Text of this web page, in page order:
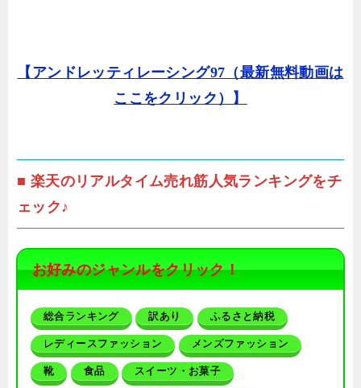
【アンドレッティレーシング97（最新無料動画は
ここをクリック）】
■ 楽天のリアルタイム売れ筋人気ランキングをチ
ェック♪
お好みのジャンルをクリック！
総合ランキング 訳あり ふるさと納税
レディースファッション メンズファッション
靴 食品 スイーツ・お菓子